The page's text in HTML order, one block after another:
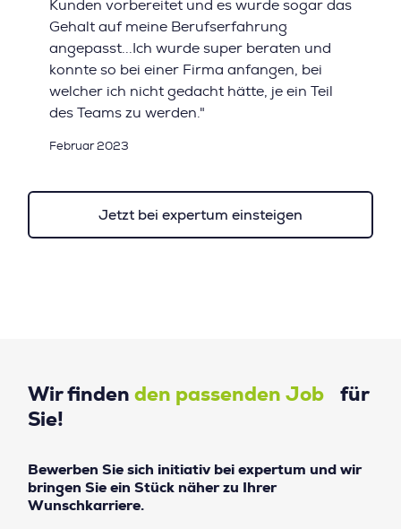
Kunden vorbereitet und es wurde sogar das
Gehalt auf meine Berufserfahrung
angepasst...Ich wurde super beraten und
konnte so bei einer Firma anfangen, bei
welcher ich nicht gedacht hätte, je ein Teil
des Teams zu werden."
Februar 2023
Jetzt bei expertum einsteigen
Wir finden den passenden Job für
Sie!
Bewerben Sie sich initiativ bei expertum und wir
bringen Sie ein Stück näher zu Ihrer
Wunschkarriere.